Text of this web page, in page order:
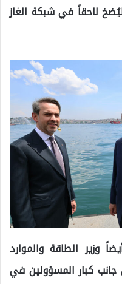
لاحقاً في شبكة الغاز
وزير الطاقة والموارد
جانب كبار المسؤولين في